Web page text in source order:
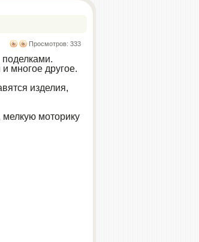
Просмотров: 333
многое другое.
изделия,
мелкую моторику